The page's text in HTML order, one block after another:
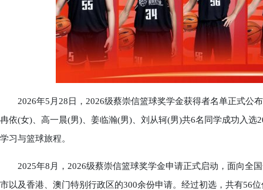
2026年5月28日，2026级蔡崇信篮球奖学金获得者名单正式公
冉依(女)、高一晨(男)、姜临瀚(男)、刘从轲(男)共6名同学成功入
学习与篮球旅程。
2025年8月，2026级蔡崇信篮球奖学金申请正式启动，面向全
市以及香港、澳门特别行政区的300余份申请。经过初选，共有56